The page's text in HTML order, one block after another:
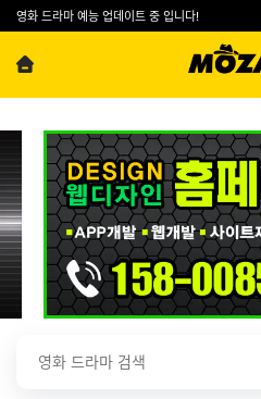
영화 드라마 예능 업데이트 중 입니다!